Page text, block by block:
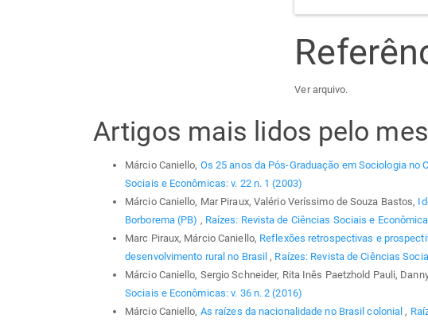
Ver arquivo.
Artigos mais lidos pelo
Márcio Caniello, Os 25 anos da Pós-Graduação em Sociologia no
Sociais e Econômicas: v. 22 n. 1 (2003)
Márcio Caniello, Mar Piraux, Valério Veríssimo de Souza Bastos,
Borborema (PB) , Raízes: Revista de Ciências Sociais e
Marc Piraux, Márcio Caniello, Reflexões retrospectivas e
desenvolvimento rural no Brasil , Raízes: Revista de Ciências
Márcio Caniello, Sergio Schneider, Rita Inês Paetzhold Pauli,
Sociais e Econômicas: v. 36 n. 2 (2016)
Márcio Caniello, As raízes da nacionalidade no Brasil colonial ,